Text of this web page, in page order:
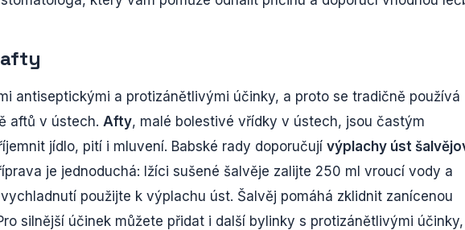
antiseptickými a protizánětlivými účinky, a proto se tradičně používá
aftů v ústech. Afty, malé bolestivé vřídky v ústech, jsou častým
jídlo, pití i mluvení. Babské rady doporučují výplachy úst
je jednoduchá: lžíci sušené šalvěje zalijte 250 ml vroucí vody a
použijte k výplachu úst. Šalvěj pomáhá zklidnit zanícenou
silnější účinek můžete přidat i další bylinky s protizánětlivými účinky,